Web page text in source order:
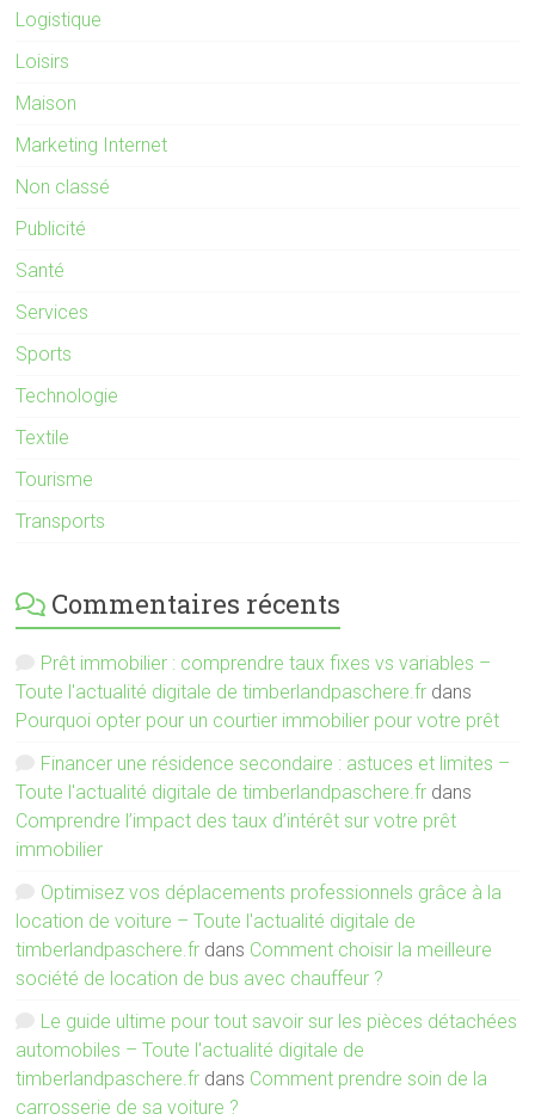
Logistique
Loisirs
Maison
Marketing Internet
Non classé
Publicité
Santé
Services
Sports
Technologie
Textile
Tourisme
Transports
Commentaires récents
Prêt immobilier : comprendre taux fixes vs variables –
Toute l'actualité digitale de timberlandpaschere.fr dans
Pourquoi opter pour un courtier immobilier pour votre prêt
Financer une résidence secondaire : astuces et limites –
Toute l'actualité digitale de timberlandpaschere.fr dans
Comprendre l’impact des taux d’intérêt sur votre prêt
immobilier
Optimisez vos déplacements professionnels grâce à la
location de voiture – Toute l'actualité digitale de
timberlandpaschere.fr dans Comment choisir la meilleure
société de location de bus avec chauffeur ?
Le guide ultime pour tout savoir sur les pièces détachées
automobiles – Toute l'actualité digitale de
timberlandpaschere.fr dans Comment prendre soin de la
carrosserie de sa voiture ?